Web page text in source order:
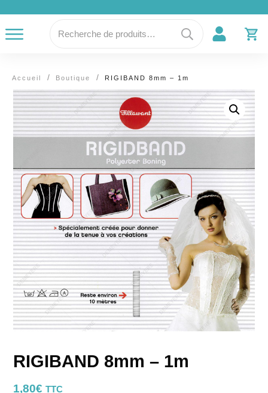
Recherche
Accueil / Boutique / RIGIBAND 8mm – 1m
RIGIBAND 8mm – 1m
1,80€ TTC